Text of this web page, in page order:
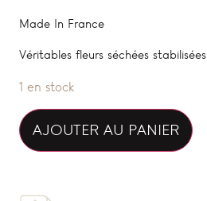
Made In France
Véritables fleurs séchées stabilisées
1 en stock
AJOUTER AU PANIER